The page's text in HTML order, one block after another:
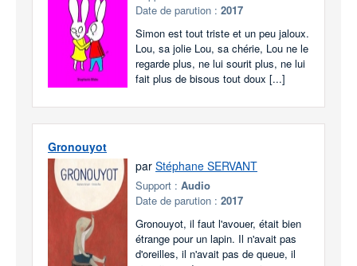
Date de parution : 2017
Simon est tout triste et un peu jaloux.
Lou, sa jolie Lou, sa chérie, Lou ne le
regarde plus, ne lui sourit plus, ne lui
fait plus de bisous tout doux [...]
Gronouyot
par Stéphane SERVANT
Support : Audio
Date de parution : 2017
Gronouyot, il faut l'avouer, était bien
étrange pour un lapin. Il n'avait pas
d'oreilles, il n'avait pas de queue, il